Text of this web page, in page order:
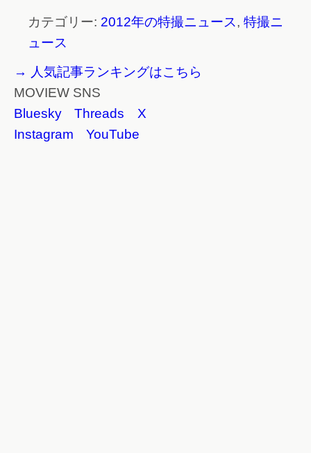
カテゴリー: 2012年の特撮ニュース, 特撮ニ
ュース
→ 人気記事ランキングはこちら
MOVIEW SNS
Bluesky
Threads
X
Instagram
YouTube